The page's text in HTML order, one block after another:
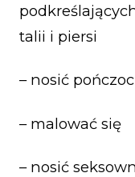
talii i piersi
– nosić
– malować się
– nosić